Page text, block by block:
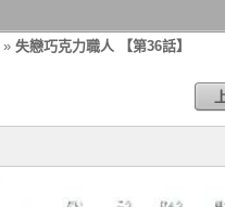
» 失戀巧克力職人 【第36話】